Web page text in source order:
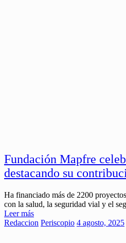
Fundación Mapfre
destacando su
Ha financiado más de 2200
con la salud, la seguridad vial y el
Leer más
Redaccion Periscopio 4 agosto, 2025